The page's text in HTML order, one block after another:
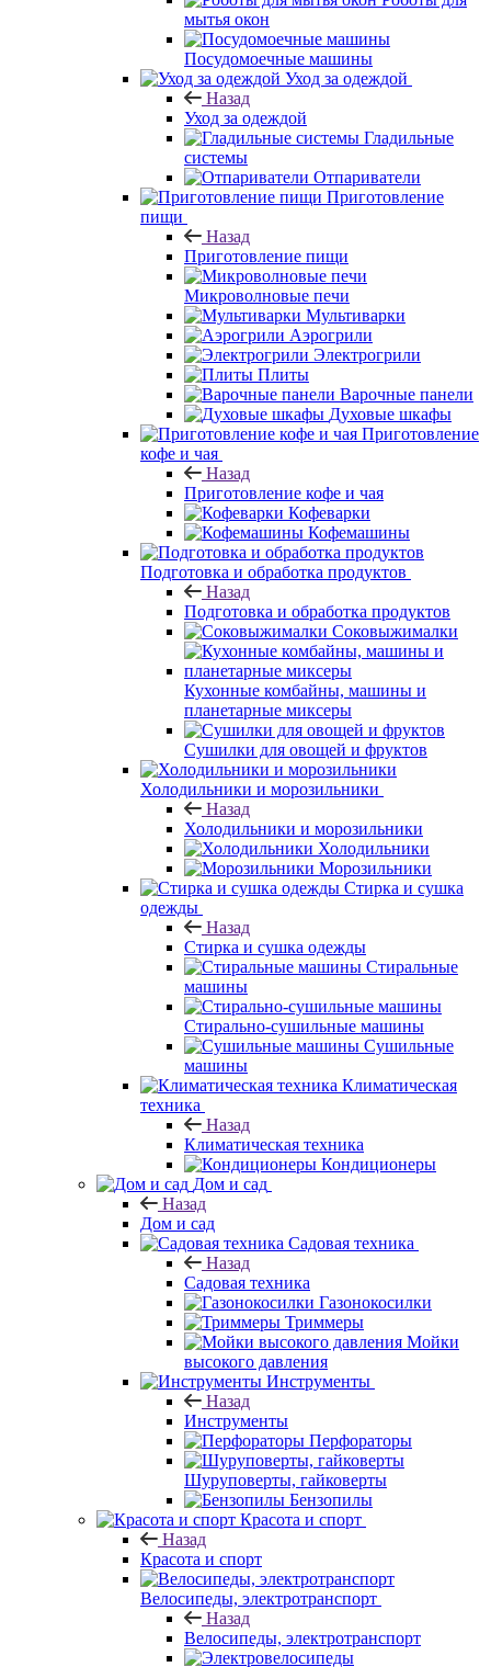
мытья окон
Посудомоечные машины
Уход за одеждой
Назад
Уход за одеждой
Гладильные
системы
Отпариватели
Приготовление
пищи
Назад
Приготовление пищи
Микроволновые печи
Мультиварки
Аэрогрили
Электрогрили
Плиты
Варочные панели
Духовые шкафы
Приготовление
кофе и чая
Назад
Приготовление кофе и чая
Кофеварки
Кофемашины
Подготовка и обработка продуктов
Назад
Подготовка и обработка продуктов
Соковыжималки
Кухонные комбайны, машины и
планетарные миксеры
Сушилки для овощей и фруктов
Холодильники и морозильники
Назад
Холодильники и морозильники
Холодильники
Морозильники
Стирка и сушка
одежды
Назад
Стирка и сушка одежды
Стиральные
машины
Стирально-сушильные машины
Сушильные
машины
Климатическая
техника
Назад
Климатическая техника
Кондиционеры
Дом и сад
Назад
Дом и сад
Садовая техника
Назад
Садовая техника
Газонокосилки
Триммеры
Мойки
высокого давления
Инструменты
Назад
Инструменты
Перфораторы
Шуруповерты, гайковерты
Бензопилы
Красота и спорт
Назад
Красота и спорт
Велосипеды, электротранспорт
Назад
Велосипеды, электротранспорт